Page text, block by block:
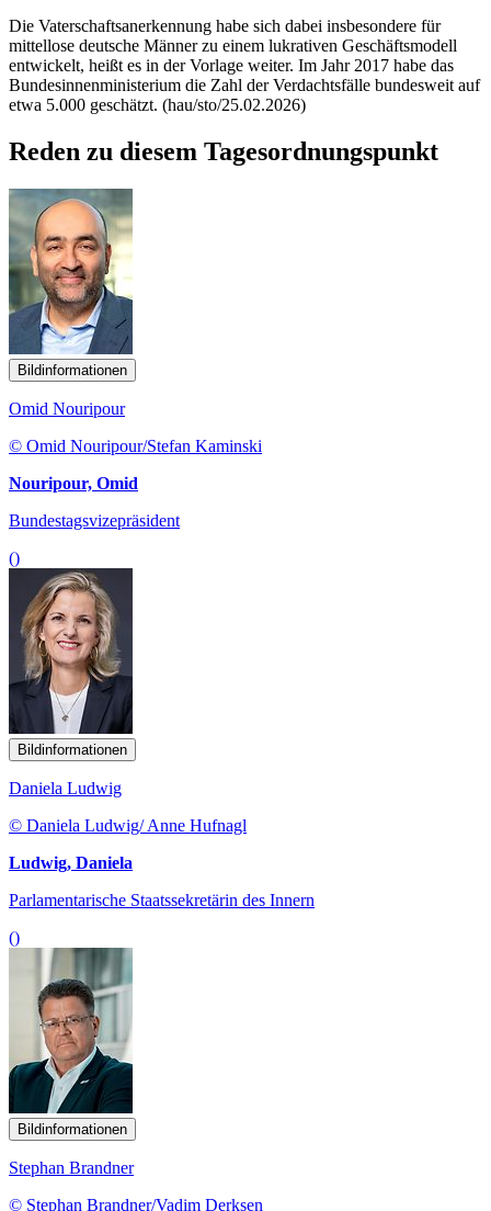
Die Vaterschaftsanerkennung habe sich dabei insbesondere für
mittellose deutsche Männer zu einem lukrativen Geschäftsmodell
entwickelt, heißt es in der Vorlage weiter. Im Jahr 2017 habe das
Bundesinnenministerium die Zahl der Verdachtsfälle bundesweit auf
etwa 5.000 geschätzt. (hau/sto/25.02.2026)
Reden zu diesem Tagesordnungspunkt
Bildinformationen
Omid Nouripour
© Omid Nouripour/Stefan Kaminski
Nouripour, Omid
Bundestagsvizepräsident
()
Bildinformationen
Daniela Ludwig
© Daniela Ludwig/ Anne Hufnagl
Ludwig, Daniela
Parlamentarische Staatssekretärin des Innern
()
Bildinformationen
Stephan Brandner
© Stephan Brandner/Vadim Derksen